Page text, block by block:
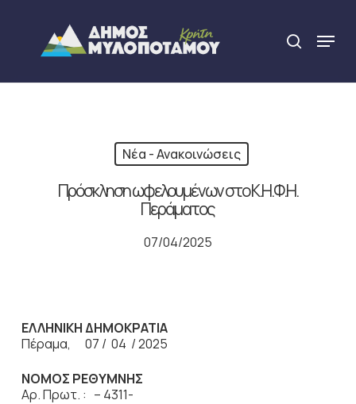
content
search
Menu
Νέα - Ανακοινώσεις
Πρόσκληση ωφελουμένων στο Κ.Η.Φ.Η.
Περάματος
07/04/2025
ΕΛΛΗΝΙΚΗ ΔΗΜΟΚΡΑΤΙΑ
Πέραμα, 07 / 04 / 2025
ΝΟΜΟΣ ΡΕΘΥΜΝΗΣ
Αρ. Πρωτ. : – 4311-
Close